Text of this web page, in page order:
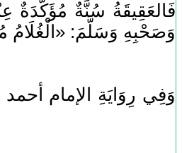
فَالعَقِيقَةُ سُنَّةٌ مُؤَكَّدَةٌ
وَصَحْبِهِ وَسَلَّمَ: «الْغُلَامُ
وَفِي رِوَايَةِ الإمام